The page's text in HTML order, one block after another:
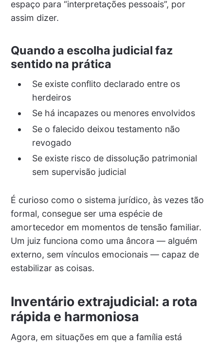
espaço para “interpretações pessoais”, por
assim dizer.
Quando a escolha judicial faz
sentido na prática
Se existe conflito declarado entre os
herdeiros
Se há incapazes ou menores envolvidos
Se o falecido deixou testamento não
revogado
Se existe risco de dissolução patrimonial
sem supervisão judicial
É curioso como o sistema jurídico, às vezes tão
formal, consegue ser uma espécie de
amortecedor em momentos de tensão familiar.
Um juiz funciona como uma âncora — alguém
externo, sem vínculos emocionais — capaz de
estabilizar as coisas.
Inventário extrajudicial: a rota
rápida e harmoniosa
Agora, em situações em que a família está